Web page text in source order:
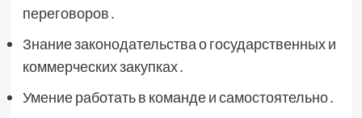
переговоров․
Знание законодательства о государственных и
коммерческих закупках․
Умение работать в команде и самостоятельно․